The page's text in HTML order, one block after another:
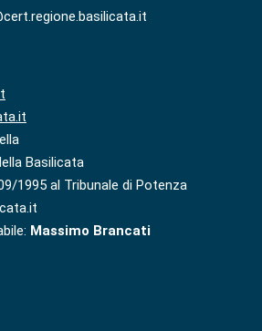
Basilicata
1995 al Tribunale di Potenza
Massimo Brancati